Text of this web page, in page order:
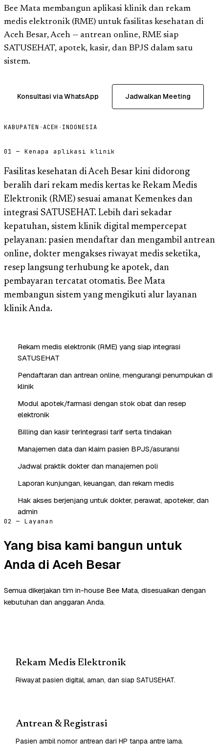
Bee Mata membangun aplikasi klinik dan rekam
medis elektronik (RME) untuk fasilitas kesehatan di
Aceh Besar, Aceh — antrean online, RME siap
SATUSEHAT, apotek, kasir, dan BPJS dalam satu
sistem.
Konsultasi via WhatsApp Jadwalkan Meeting
KABUPATEN ·ACEH · INDONESIA
01 — Kenapa aplikasi klinik
Fasilitas kesehatan di Aceh Besar kini didorong
beralih dari rekam medis kertas ke Rekam Medis
Elektronik (RME) sesuai amanat Kemenkes dan
integrasi SATUSEHAT. Lebih dari sekadar
kepatuhan, sistem klinik digital mempercepat
pelayanan: pasien mendaftar dan mengambil antrean
online, dokter mengakses riwayat medis seketika,
resep langsung terhubung ke apotek, dan
pembayaran tercatat otomatis. Bee Mata
membangun sistem yang mengikuti alur layanan
klinik Anda.
Rekam medis elektronik (RME) yang siap integrasi
SATUSEHAT
Pendaftaran dan antrean online, mengurangi penumpukan di
klinik
Modul apotek/farmasi dengan stok obat dan resep
elektronik
Billing dan kasir terintegrasi tarif serta tindakan
Manajemen data dan klaim pasien BPJS/asuransi
Jadwal praktik dokter dan manajemen poli
Laporan kunjungan, keuangan, dan rekam medis
Hak akses berjenjang untuk dokter, perawat, apoteker, dan
admin
02 — Layanan
Yang bisa kami bangun untuk
Anda di Aceh Besar
Semua dikerjakan tim in-house Bee Mata, disesuaikan dengan
kebutuhan dan anggaran Anda.
Rekam Medis Elektronik
Riwayat pasien digital, aman, dan siap SATUSEHAT.
Antrean & Registrasi
Pasien ambil nomor antrean dari HP tanpa antre lama.